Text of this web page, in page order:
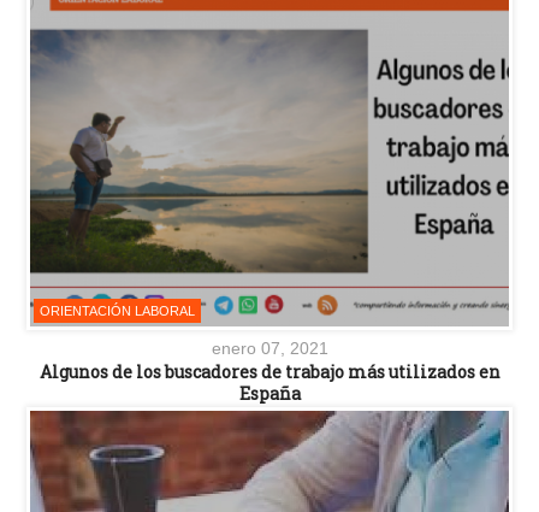
ORIENTACIÓN LABORAL
enero 07, 2021
Algunos de los buscadores de trabajo más utilizados en
España